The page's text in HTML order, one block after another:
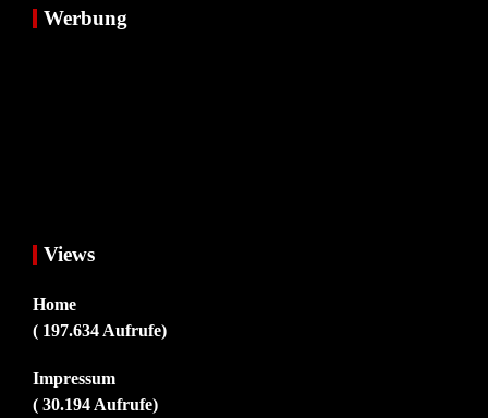
Werbung
Views
Home
( 197.634 Aufrufe)
Impressum
( 30.194 Aufrufe)